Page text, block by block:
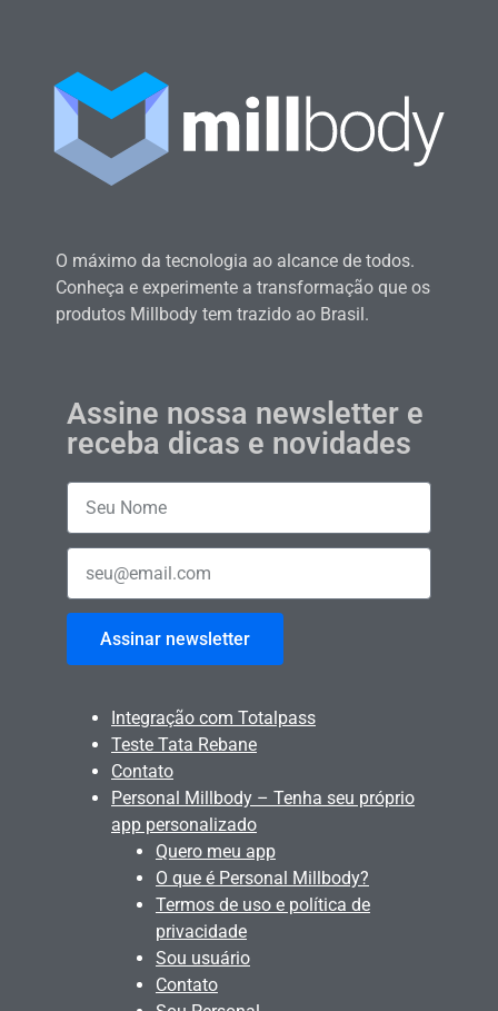
O máximo da tecnologia ao alcance de todos.
Conheça e experimente a transformação que os
produtos Millbody tem trazido ao Brasil.
Assine nossa newsletter e
receba dicas e novidades
Assinar newsletter
Integração com Totalpass
Teste Tata Rebane
Contato
Personal Millbody – Tenha seu próprio
app personalizado
Quero meu app
O que é Personal Millbody?
Termos de uso e política de
privacidade
Sou usuário
Contato